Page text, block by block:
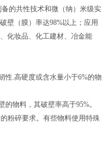
的共性技术和微（纳）米级实
壁（膜）率达98%以上；应用
化妆品、化工建材、冶金能
.高硬度或含水量小于6%的物
物料，其破壁率高于95%。
粉碎要求。有些物料使用特殊